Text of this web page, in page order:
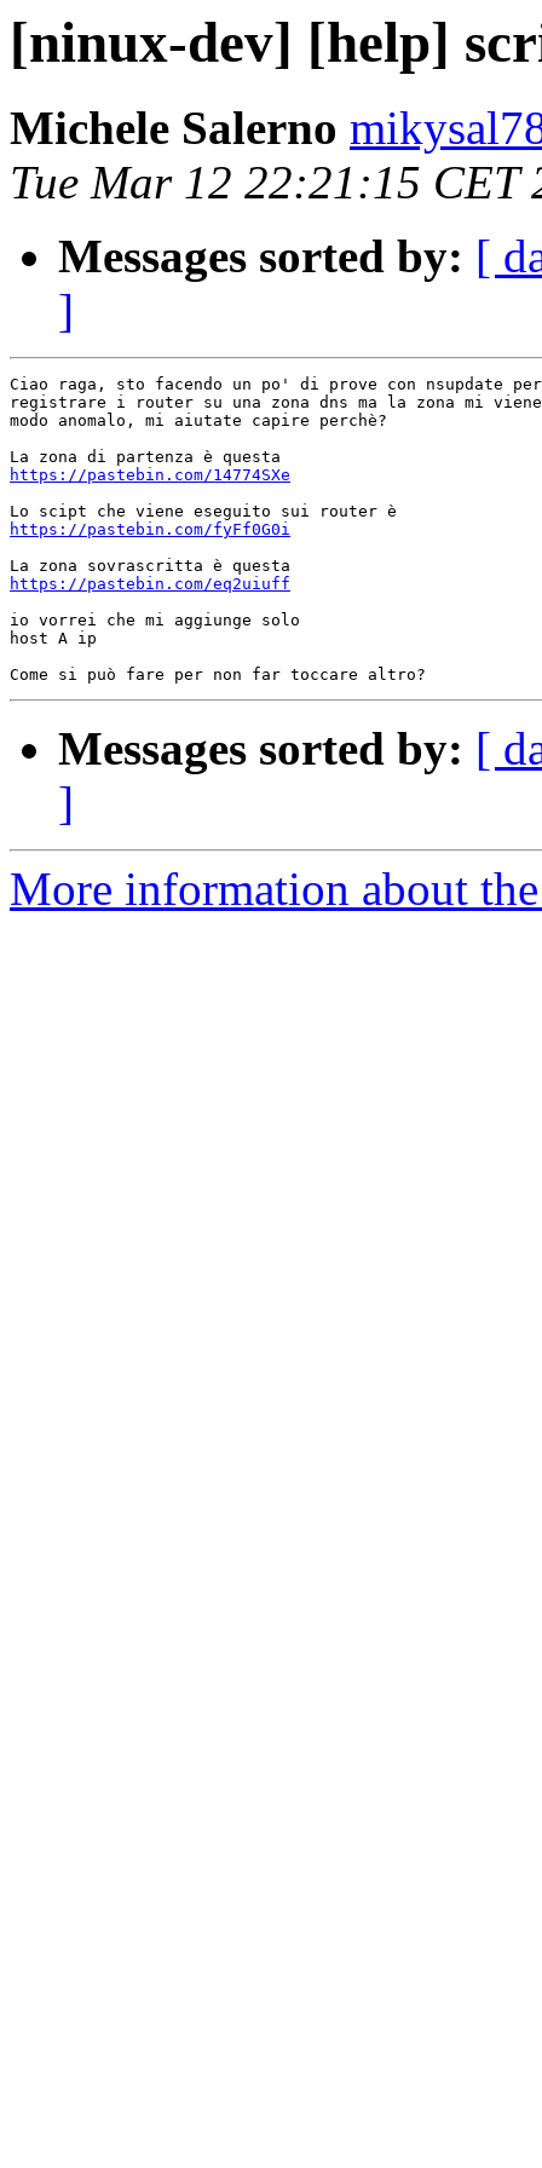
[ninux-dev] [help]
Michele Salerno
Tue Mar 12 22:21:15 CET
Messages sorted by: [
]
Ciao raga, sto facendo un po' di prove con nsupdate
registrare i router su una zona dns ma la zona mi
modo anomalo, mi aiutate capire perchè?
https://pastebin.com/14774SXe
https://pastebin.com/fyFf0G0i
https://pastebin.com/eq2uiuff
io vorrei che mi aggiunge solo
host A ip
Messages sorted by: [
]
More information about